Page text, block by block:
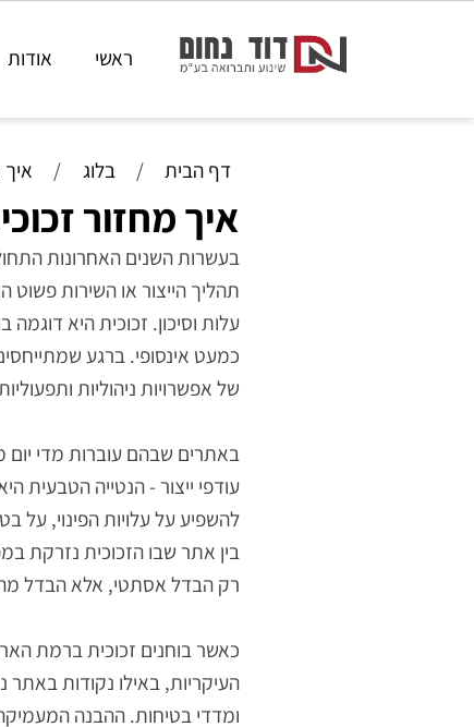
אודות
דף הבית / בלוג / איך
איך מחזור
בעשרות השנים האחרונות התחולל
תהליך הייצור או השירות פשוט
עלות וסיכון. זכוכית היא דוגמה
כמעט אינסופי. ברגע שמתייחסים
של אפשרויות ניהוליות ותפעוליות.
באתרים שבהם עוברות מדי יום מאות
עודפי ייצור - הנטייה הטבעית
להשפיע על עלויות הפינוי, על
בין אתר שבו הזכוכית נזרקת
כאשר בוחנים זכוכית ברמת
העיקריות, באילו נקודות באתר